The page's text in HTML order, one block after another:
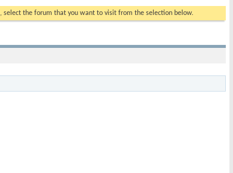
select the forum that you want to visit from the selection below.